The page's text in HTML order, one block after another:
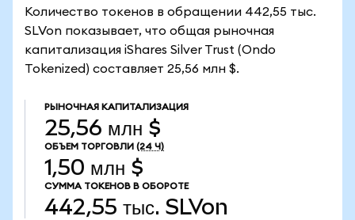
Количество токенов в обращении 442,55 тыс.
SLVon показывает, что общая рыночная
капитализация iShares Silver Trust (Ondo
Tokenized) составляет 25,56 млн $.
РЫНОЧНАЯ КАПИТАЛИЗАЦИЯ
25,56 млн $
ОБЪЕМ ТОРГОВЛИ (24 Ч)
1,50 млн $
СУММА ТОКЕНОВ В ОБОРОТЕ
442,55 тыс. SLVon